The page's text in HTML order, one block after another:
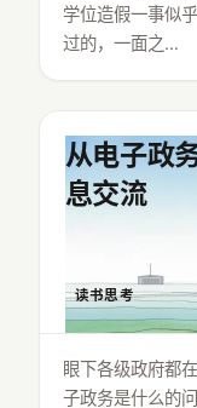
学位造假一事似
过的，一面之…
从电子政
息交流
读书思考
眼下各级政府都
子政务是什么的